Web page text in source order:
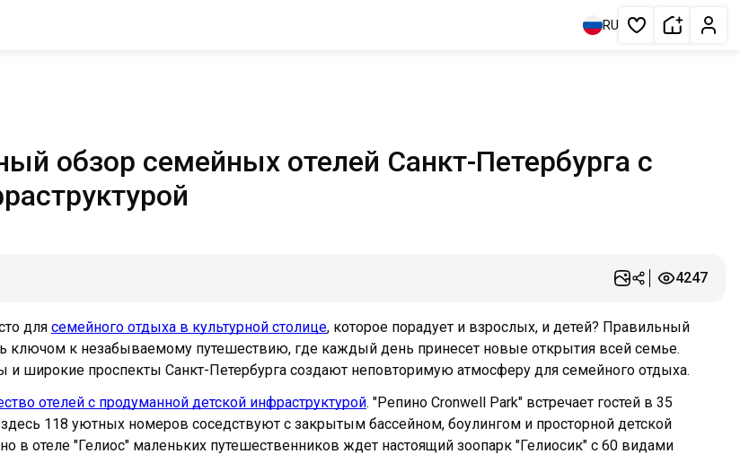
RU Избранное
Сдать
обзор семейных отелей Санкт-Петербурга с
4247
для семейного отдыха в культурной столице, которое порадует и взрослых, и детей? Правильный
ключом к незабываемому путешествию, где каждый день принесет новые открытия всей семье.
и широкие проспекты Санкт-Петербурга создают неповторимую атмосферу для семейного отдыха.
отелей с продуманной детской инфраструктурой. "Репино Cronwell Park" встречает гостей в 35
118 уютных номеров соседствуют с закрытым бассейном, боулингом и просторной детской
в отеле "Гелиос" маленьких путешественников ждет настоящий зоопарк "Гелиосик" с 60 видами